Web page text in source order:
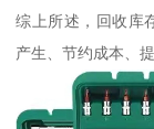
综上所述，回收库
产生、节约成本、